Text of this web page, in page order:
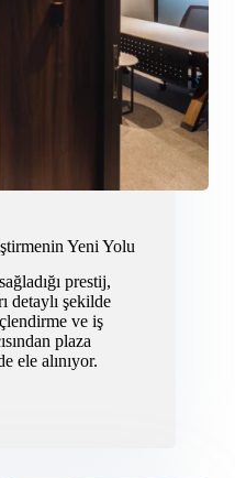
Yeni Yolu
prestij,
detaylı şekilde
ve iş
plaza
ele alınıyor.